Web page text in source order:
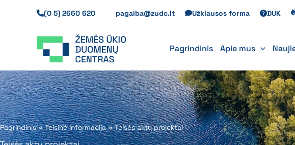
(0 5) 2660 620 pagalba@zudc.lt Užklausos forma DUK
Pagrindinis Apie mus
Pagrindinis»Teisinė informacija»Teisės aktų projektai